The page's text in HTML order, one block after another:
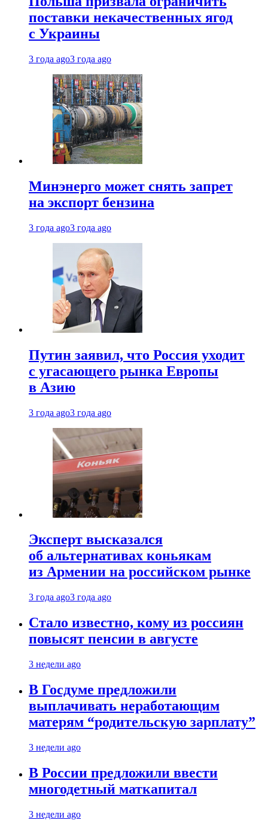
поставки некачественных ягод
с Украины
3 года ago3 года ago
Минэнерго может снять запрет
на экспорт бензина
3 года ago3 года ago
Путин заявил, что Россия уходит
с угасающего рынка Европы
в Азию
3 года ago3 года ago
Эксперт высказался
об альтернативах коньякам
из Армении на российском рынке
3 года ago3 года ago
Стало известно, кому из россиян
повысят пенсии в августе
3 недели ago
В Госдуме предложили
выплачивать неработающим
матерям “родительскую зарплату”
3 недели ago
В России предложили ввести
многодетный маткапитал
3 недели ago